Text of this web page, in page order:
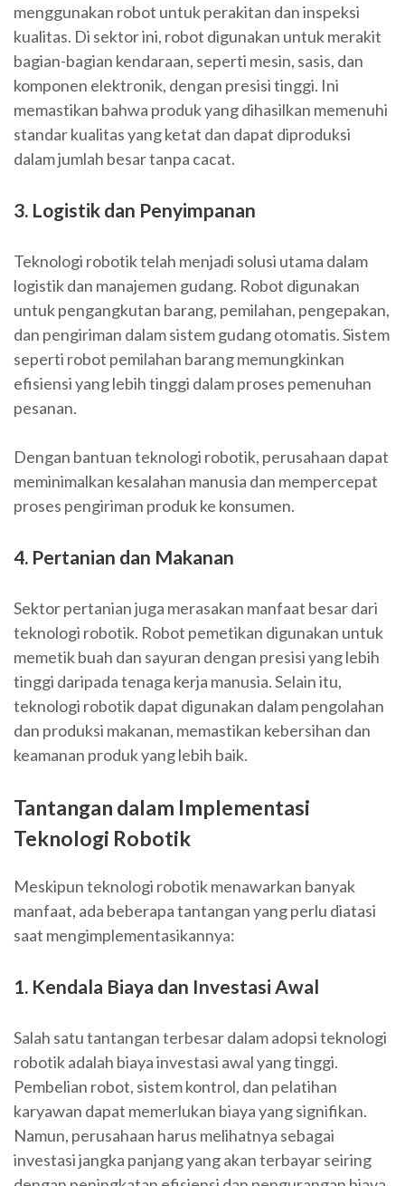
menggunakan robot untuk perakitan dan inspeksi
kualitas. Di sektor ini, robot digunakan untuk merakit
bagian-bagian kendaraan, seperti mesin, sasis, dan
komponen elektronik, dengan presisi tinggi. Ini
memastikan bahwa produk yang dihasilkan memenuhi
standar kualitas yang ketat dan dapat diproduksi
dalam jumlah besar tanpa cacat.
3. Logistik dan Penyimpanan
Teknologi robotik telah menjadi solusi utama dalam
logistik dan manajemen gudang. Robot digunakan
untuk pengangkutan barang, pemilahan, pengepakan,
dan pengiriman dalam sistem gudang otomatis. Sistem
seperti robot pemilahan barang memungkinkan
efisiensi yang lebih tinggi dalam proses pemenuhan
pesanan.
Dengan bantuan teknologi robotik, perusahaan dapat
meminimalkan kesalahan manusia dan mempercepat
proses pengiriman produk ke konsumen.
4. Pertanian dan Makanan
Sektor pertanian juga merasakan manfaat besar dari
teknologi robotik. Robot pemetikan digunakan untuk
memetik buah dan sayuran dengan presisi yang lebih
tinggi daripada tenaga kerja manusia. Selain itu,
teknologi robotik dapat digunakan dalam pengolahan
dan produksi makanan, memastikan kebersihan dan
keamanan produk yang lebih baik.
Tantangan dalam Implementasi
Teknologi Robotik
Meskipun teknologi robotik menawarkan banyak
manfaat, ada beberapa tantangan yang perlu diatasi
saat mengimplementasikannya:
1. Kendala Biaya dan Investasi Awal
Salah satu tantangan terbesar dalam adopsi teknologi
robotik adalah biaya investasi awal yang tinggi.
Pembelian robot, sistem kontrol, dan pelatihan
karyawan dapat memerlukan biaya yang signifikan.
Namun, perusahaan harus melihatnya sebagai
investasi jangka panjang yang akan terbayar seiring